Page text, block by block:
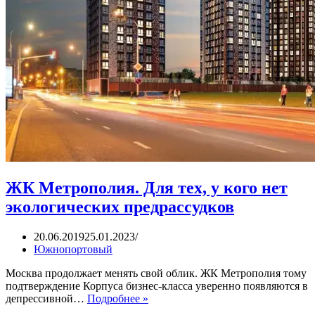
ЖК Метрополия. Для тех, у кого нет
экологических предрассудков
20.06.201925.01.2023
Южнопортовый
Москва продолжает менять свой облик. ЖК Метрополия тому
подтверждение Корпуса бизнес-класса уверенно появляются в
депрессивной… Подробнее »